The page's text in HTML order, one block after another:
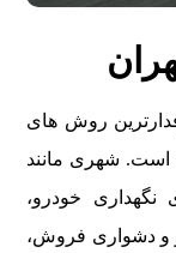
روش های
شهری مانند
نگهداری خودرو،
و دشواری فروش،